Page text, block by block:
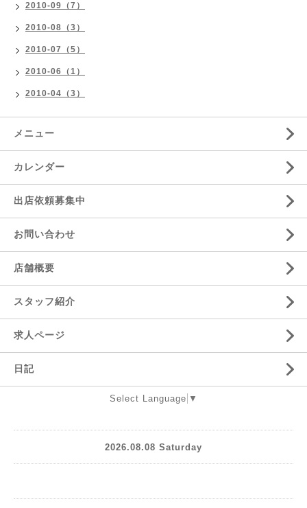
2010-09（7）
2010-08（3）
2010-07（5）
2010-06（1）
2010-04（3）
メニュー
カレンダー
出店依頼募集中
お問い合わせ
店舗概要
スタッフ紹介
求人ページ
日記
Select Language ▼
2026.08.08 Saturday